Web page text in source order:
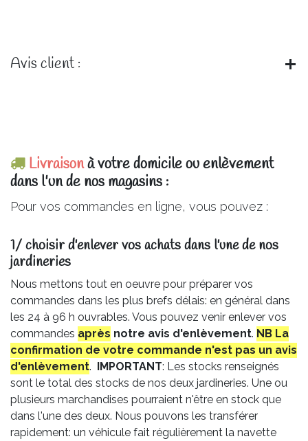
Avis client :
Livraisonà votre domicile ou enlèvement
dans l'un de nos magasins :
Pour vos commandes en ligne, vous pouvez :
1/ choisir d'enlever vos achats dans l'une de nos
jardineries​
Nous mettons tout en oeuvre pour préparer vos
commandes dans les plus brefs délais: en général dans
les 24 à 96 h ouvrables. Vous pouvez venir enlever vos
commandes après notre avis d'enlèvement. NB La
confirmation de votre commande n'est pas un avis
d'enlèvement. IMPORTANT: Les stocks renseignés
sont le total des stocks de nos deux jardineries. Une ou
plusieurs marchandises pourraient n'être en stock que
dans l'une des deux. Nous pouvons les transférer
rapidement: un véhicule fait régulièrement la navette